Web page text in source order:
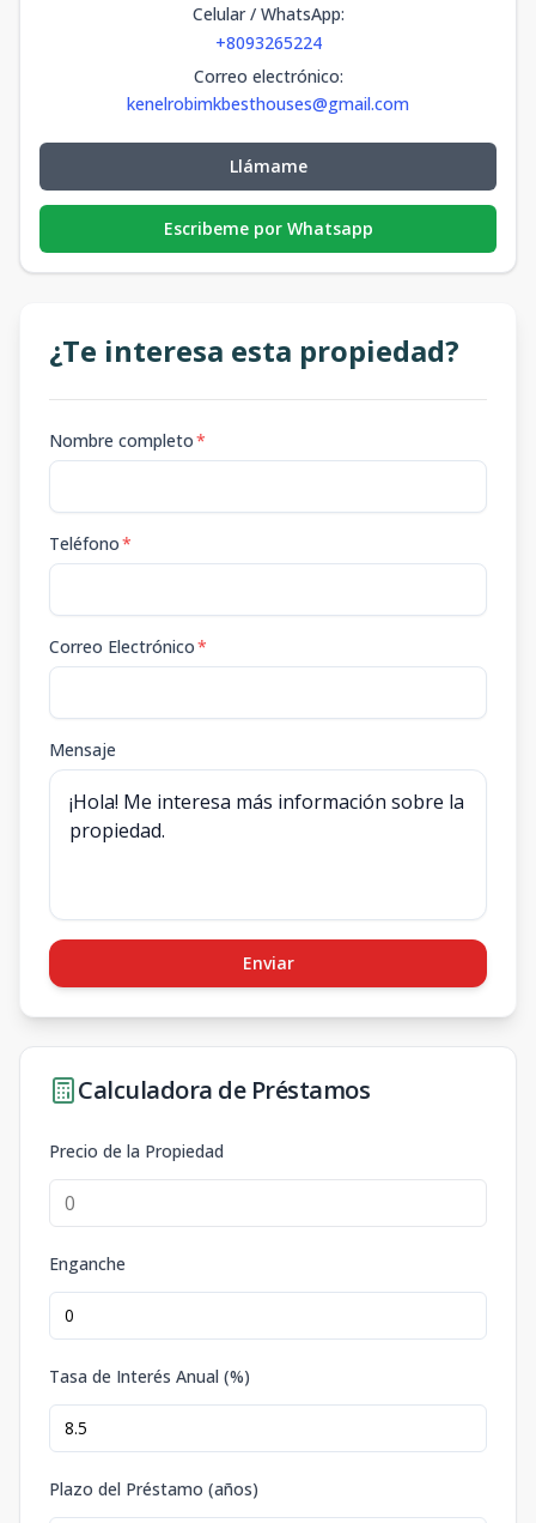
Celular / WhatsApp:
+8093265224
Correo electrónico:
kenelrobimkbesthouses@gmail.com
Llámame
Escribeme por Whatsapp
¿Te interesa esta propiedad?
Nombre completo*
Teléfono*
Correo Electrónico*
Mensaje
Enviar
Calculadora de Préstamos
Precio de la Propiedad
Enganche
Tasa de Interés Anual (%)
Plazo del Préstamo (años)